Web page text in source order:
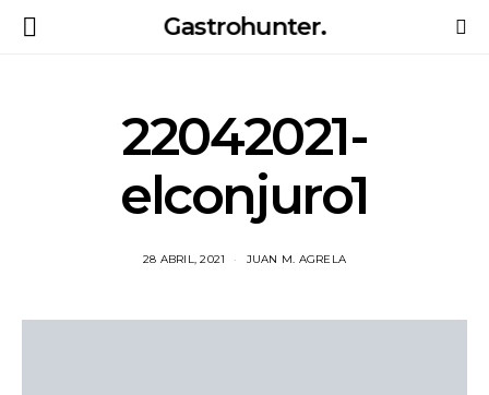
Gastrohunter.
22042021-
elconjuro1
28 ABRIL, 2021 JUAN M. AGRELA